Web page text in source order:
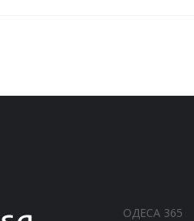
ОДЕСА 365